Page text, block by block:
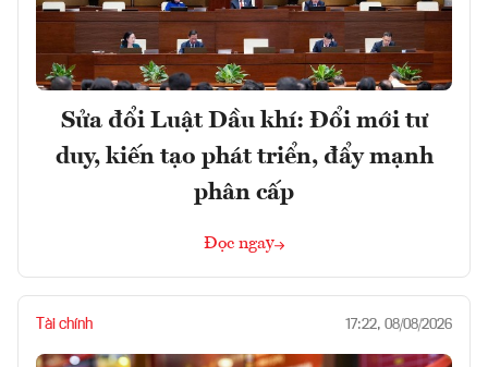
Sửa đổi Luật Dầu khí: Đổi mới tư
duy, kiến tạo phát triển, đẩy mạnh
phân cấp
Đọc ngay
Tài chính 17:22, 08/08/2026